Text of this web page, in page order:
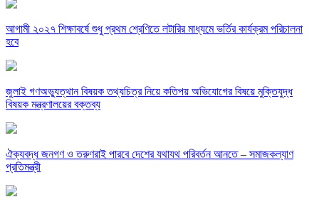
আগামী ২০২৭ শিক্ষাবর্ষে শুধু প্রথম শ্রেণিতে লটারির মাধ্যমে ভর্তির কার্যক্রম পরিচালনা
হবে
জুলাই গণঅভ্যুত্থান বিষয়ক তথ্যচিত্র নিয়ে কতিপয় অভিযোগের বিষয়ে মুক্তিযুদ্ধ
বিষয়ক মন্ত্রণালয়ের বক্তব্য
ঐক্যবদ্ধ জনগণ ও তরুণরাই পারবে দেশের যথাযথ পরিবর্তন আনতে – সমাজকল্যাণ
প্রতিমন্ত্রী